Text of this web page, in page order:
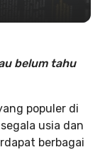
belum tahu
populer di
usia dan
berbagai